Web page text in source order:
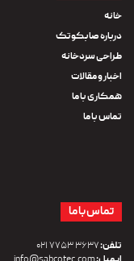
خانه
درباره صابکوتک
طراحی سردخانه
اخبار و مقالات
همکاری با ما
تماس با ما
تماس با ما
تلفن:۳۶۳۷ ۷۷۵۳ ۰۲۱